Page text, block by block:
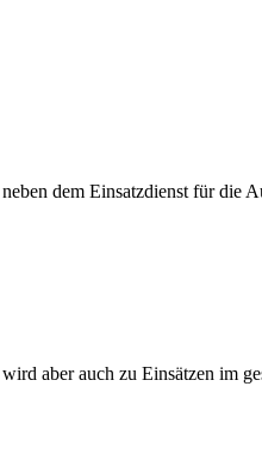
dem Einsatzdienst für die
aber auch zu Einsätzen im